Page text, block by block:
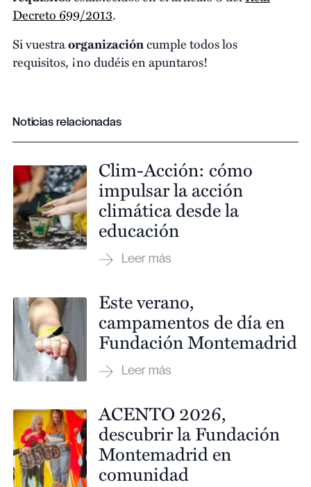
Decreto 699/2013.
Si vuestraorganizacióncumple todos los
requisitos, ¡no dudéis en apuntaros!
Noticias relacionadas
Clim-Acción: cómo
impulsar la acción
climática desde la
educación
Este verano,
campamentos de día en
Fundación Montemadrid
ACENTO 2026,
descubrir la Fundación
Montemadrid en
comunidad